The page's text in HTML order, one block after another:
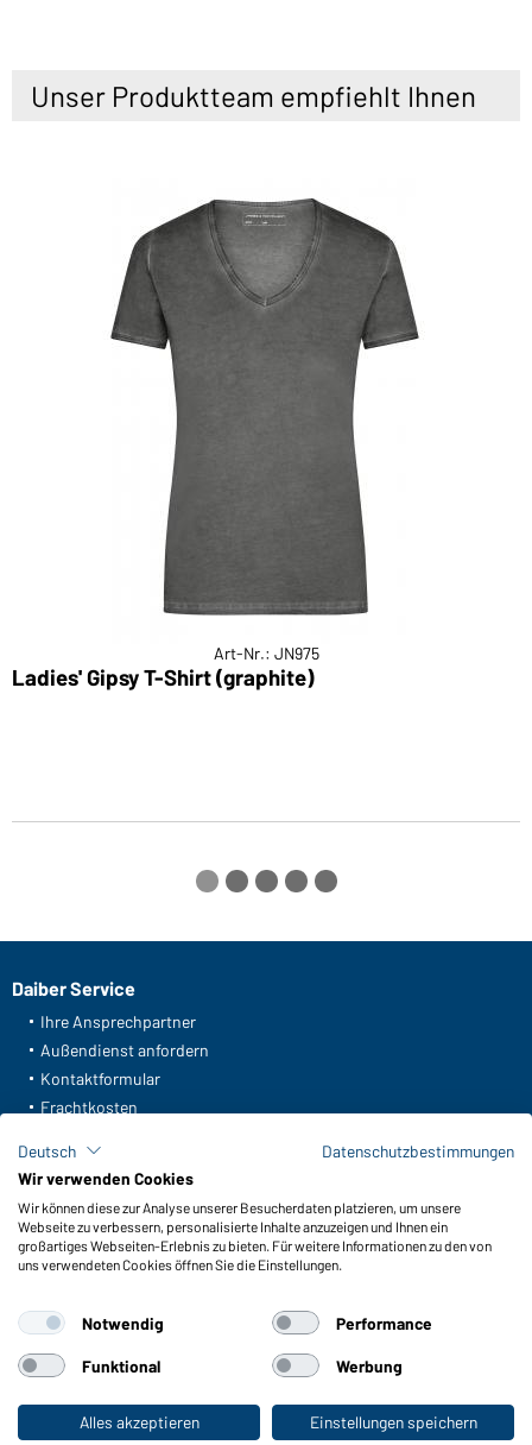
Zum Privatkunden-Shop
Unser Produktteam empfiehlt Ihnen
Art-Nr.: JN975
Ladies' Gipsy T-Shirt (graphite)
Daiber Service
Ihre Ansprechpartner
Außendienst anfordern
Kontaktformular
Frachtkosten
Lagerbestand abfragen
Funktionen & Pflege
Produkteigenschaften
Größen
Farben
WORKWEAR COLLECTION
Deutsch
Datenschutzbestimmungen
Wir verwenden Cookies
Wir können diese zur Analyse unserer Besucherdaten platzieren, um unsere
Webseite zu verbessern, personalisierte Inhalte anzuzeigen und Ihnen ein
großartiges Webseiten-Erlebnis zu bieten. Für weitere Informationen zu den von
uns verwendeten Cookies öffnen Sie die Einstellungen.
Notwendig Performance
Funktional Werbung
Alles akzeptieren Einstellungen speichern